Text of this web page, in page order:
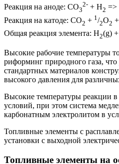
Реакция на аноде: CO3
2- + H2 =>
Реакция на катоде: CO2 + 1 /2O2
Общая реакция элемента: H2(g) +
Высокие рабочие температуры
риформинг природного газа,
стандартных материалов
высокого давления для
Высокие температуры реакции
условий, при этом система
карбонатным электролитом в
Топливные элементы с
установки с выходной
Топливные элементы на